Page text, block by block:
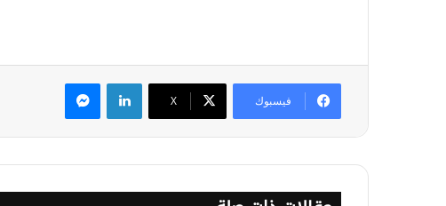
فيسبوك ‫X
لينكدإن ماسنجر